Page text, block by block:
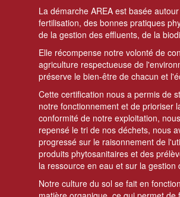
La démarche AREA est basée
fertilisation, des bonnes pratiques
de la gestion des effluents, de la
Elle récompense notre volonté de
agriculture respectueuse de
préserve le bien-être de chacun et
Cette certification nous a permis de
notre fonctionnement et de prioriser
conformité de notre exploitation,
repensé le tri de nos déchets, nous
progressé sur le raisonnement de
produits phytosanitaires et des
la ressource en eau et sur la gestion
Notre culture du sol se fait en